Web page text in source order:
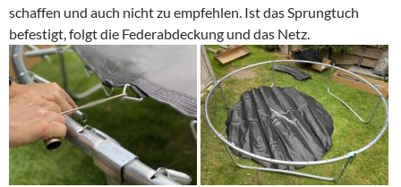
schaffen und auch nicht zu empfehlen. Ist das Sprungtuch
befestigt, folgt die Federabdeckung und das Netz.